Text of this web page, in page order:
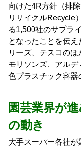
向けた4R方針（排
リサイクルRecycle
る1,500社のサプラ
となったことを伝
リーズ、テスコのほ
モリソンズ、アル
色プラスチック容器
園芸業界が
の動き
大手スーパー各社